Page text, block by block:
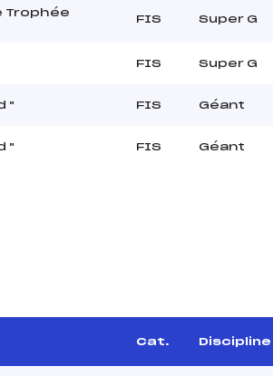
Trophée
FIS Super G
FIS Super G
" FIS Géant
" FIS Géant
Cat. Discipline